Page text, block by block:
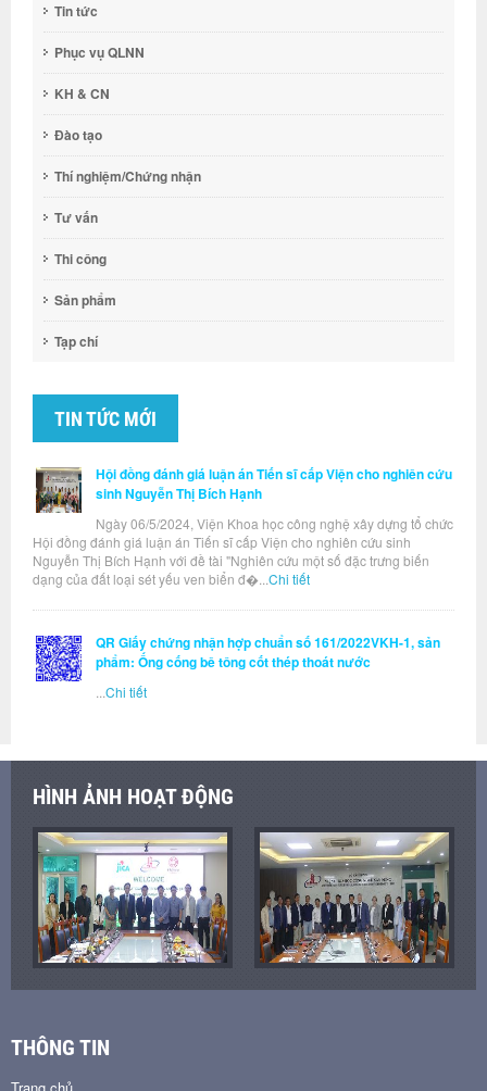
Tin tức
Phục vụ QLNN
KH & CN
Đào tạo
Thí nghiệm/Chứng nhận
Tư vấn
Thi công
Sản phẩm
Tạp chí
TIN TỨC MỚI
Hội đồng đánh giá luận án Tiến sĩ cấp Viện cho nghiên cứu
sinh Nguyễn Thị Bích Hạnh
Ngày 06/5/2024, Viện Khoa học công nghệ xây dựng tổ chức
Hội đồng đánh giá luận án Tiến sĩ cấp Viện cho nghiên cứu sinh
Nguyễn Thị Bích Hạnh với đề tài "Nghiên cứu một số đặc trưng biến
dạng của đất loại sét yếu ven biển đ�... Chi tiết
QR Giấy chứng nhận hợp chuẩn số 161/2022VKH-1, sản
phẩm: Ống cống bê tông cốt thép thoát nước
Chi tiết
HÌNH ẢNH HOẠT ĐỘNG
THÔNG TIN